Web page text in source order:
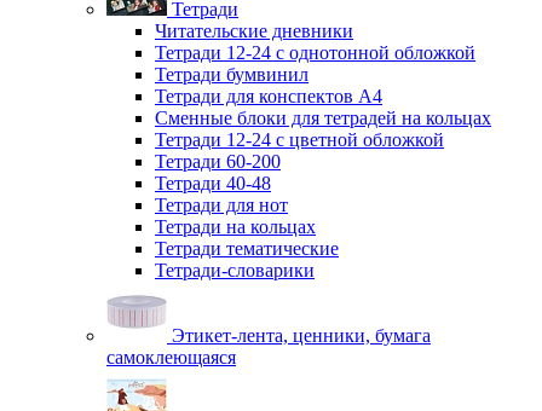
Тетради
Читательские дневники
Тетради 12-24 с однотонной обложкой
Тетради бумвинил
Тетради для конспектов А4
Сменные блоки для тетрадей на кольцах
Тетради 12-24 с цветной обложкой
Тетради 60-200
Тетради 40-48
Тетради для нот
Тетради на кольцах
Тетради тематические
Тетради-словарики
Этикет-лента, ценники, бумага
самоклеющаяся